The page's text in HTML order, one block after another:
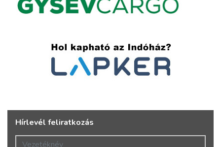
Hírlevél feliratkozás
Vezetéknév